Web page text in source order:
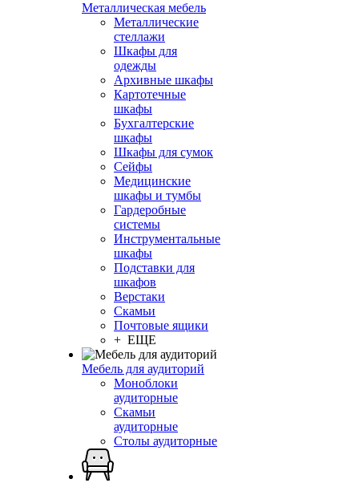
Металлическая мебель
Металлические
стеллажи
Шкафы для
одежды
Архивные шкафы
Картотечные
шкафы
Бухгалтерские
шкафы
Шкафы для сумок
Сейфы
Медицинские
шкафы и тумбы
Гардеробные
системы
Инструментальные
шкафы
Подставки для
шкафов
Верстаки
Скамьи
Почтовые ящики
+ ЕЩЕ
Мебель для аудиторий
Моноблоки
аудиторные
Скамьи
аудиторные
Столы аудиторные